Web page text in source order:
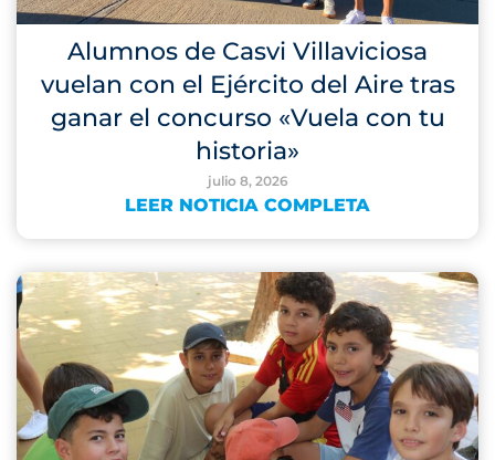
Alumnos de Casvi Villaviciosa
vuelan con el Ejército del Aire tras
ganar el concurso «Vuela con tu
historia»
julio 8, 2026
LEER NOTICIA COMPLETA